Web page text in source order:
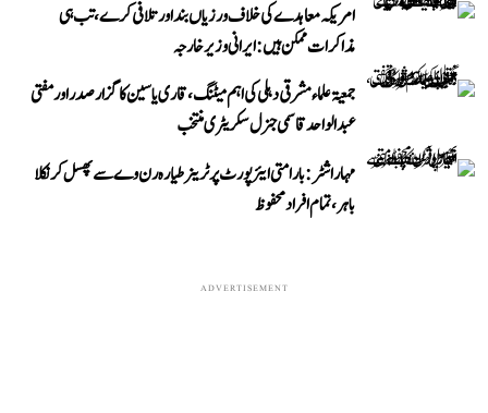
امریکہ معاہدے کی خلاف ورزیاں بند اور تلافی کرے، تب ہی
مذاکرات ممکن ہیں: ایرانی وزیر خارجہ
جمعیۃ علماء مشرقی دہلی کی اہم میٹنگ، قاری یاسین کا گزار صدر اور مفتی
عبد الواحد قاسمی جنرل سکریٹری منتخب
مہاراشٹر: بارامتی ایئرپورٹ پر ٹرینر طیارہ رن وے سے پھسل کر نکلا
باہر، تمام افراد محفوظ
ADVERTISEMENT